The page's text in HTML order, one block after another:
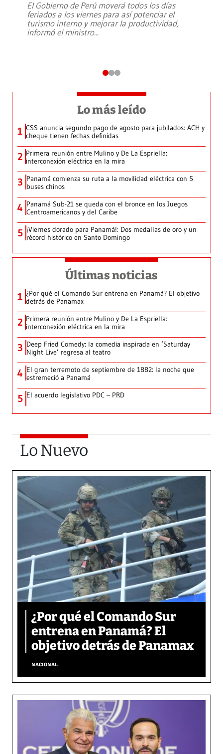
El Gobierno de Perú moverá todos los días
feriados a los viernes para así potenciar el
turismo interno y mejorar la productividad,
informó el ministro...
Lo más leído
1 CSS anuncia segundo pago de agosto para jubilados: ACH y
cheque tienen fechas definidas
2 Primera reunión entre Mulino y De La Espriella:
interconexión eléctrica en la mira
3 Panamá comienza su ruta a la movilidad eléctrica con 5
buses chinos
4 Panamá Sub-21 se queda con el bronce en los Juegos
Centroamericanos y del Caribe
5 ¡Viernes dorado para Panamá!: Dos medallas de oro y un
récord histórico en Santo Domingo
Últimas noticias
1 ¿Por qué el Comando Sur entrena en Panamá? El objetivo
detrás de Panamax
2 Primera reunión entre Mulino y De La Espriella:
interconexión eléctrica en la mira
3 Deep Fried Comedy: la comedia inspirada en ‘Saturday
Night Live’ regresa al teatro
4 El gran terremoto de septiembre de 1882: la noche que
estremeció a Panamá
5 El acuerdo legislativo PDC – PRD
Lo Nuevo
¿Por qué el Comando Sur
entrena en Panamá? El
objetivo detrás de Panamax
NACIONAL